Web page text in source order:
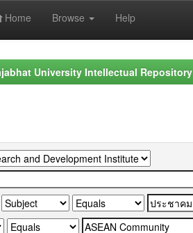
Home Browse Help
University Intellectual Repository